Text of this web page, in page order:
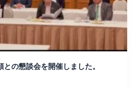
の懇談会を開催しました。